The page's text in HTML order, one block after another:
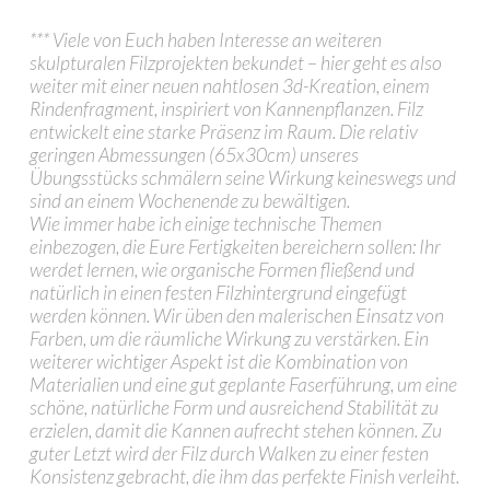
*** Viele von Euch haben Interesse an weiteren
skulpturalen Filzprojekten bekundet – hier geht es also
weiter mit einer neuen nahtlosen 3d-Kreation, einem
Rindenfragment, inspiriert von Kannenpflanzen. Filz
entwickelt eine starke Präsenz im Raum. Die relativ
geringen Abmessungen (65x30cm) unseres
Übungsstücks schmälern seine Wirkung keineswegs und
sind an einem Wochenende zu bewältigen.
Wie immer habe ich einige technische Themen
einbezogen, die Eure Fertigkeiten bereichern sollen: Ihr
werdet lernen, wie organische Formen fließend und
natürlich in einen festen Filzhintergrund eingefügt
werden können. Wir üben den malerischen Einsatz von
Farben, um die räumliche Wirkung zu verstärken. Ein
weiterer wichtiger Aspekt ist die Kombination von
Materialien und eine gut geplante Faserführung, um eine
schöne, natürliche Form und ausreichend Stabilität zu
erzielen, damit die Kannen aufrecht stehen können. Zu
guter Letzt wird der Filz durch Walken zu einer festen
Konsistenz gebracht, die ihm das perfekte Finish verleiht.